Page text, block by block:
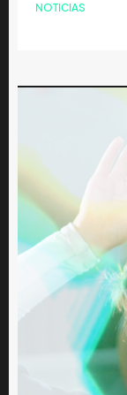
NOTICIAS